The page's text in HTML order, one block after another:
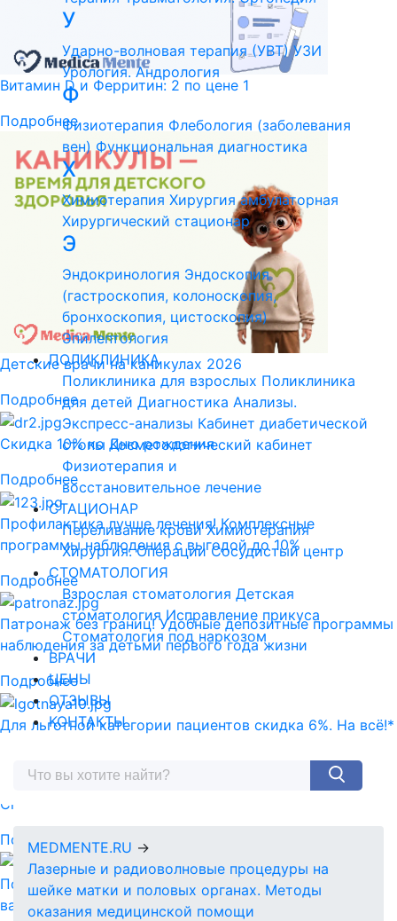
Витамин D и Ферритин: 2 по цене 1
Подробнее
Детские врачи на каникулах 2026
Подробнее
Скидка 10% ко Дню рождения
Подробнее
Профилактика лучше лечения! Комплексные
программы наблюдения с выгодой до 10%
Подробнее
Патронаж без границ! Удобные депозитные программы
наблюдения за детьми первого года жизни
Подробнее
Для льготной категории пациентов скидка 6%. На всё!*
Спермограмма + MAR тест = 5890 руб.
Подробнее
Подарочный сертификат-идеальный подарок для
ваших близких!
У
Ударно-волновая терапия (УВТ) УЗИ
Урология. Андрология
Ф
Физиотерапия Флебология (заболевания
вен) Функциональная диагностика
Х
Химиотерапия Хирургия амбулаторная
Хирургический стационар
Э
Эндокринология Эндоскопия
(гастроскопия, колоноскопия,
бронхоскопия, цистоскопия)
Эпилептология
ПОЛИКЛИНИКА
Поликлиника для взрослых Поликлиника
для детей Диагностика Анализы.
Экспресс-анализы Кабинет диабетической
стопы Косметологический кабинет
Физиотерапия и
восстановительное лечение
СТАЦИОНАР
Переливание крови Химиотерапия
Хирургия. Операции Сосудистый центр
СТОМАТОЛОГИЯ
Взрослая стоматология Детская
стоматология Исправление прикуса
Стоматология под наркозом
ВРАЧИ
ЦЕНЫ
ОТЗЫВЫ
КОНТАКТЫ
MEDMENTE.RU →
Лазерные и радиоволновые процедуры на
шейке матки и половых органах. Методы
оказания медицинской помощи